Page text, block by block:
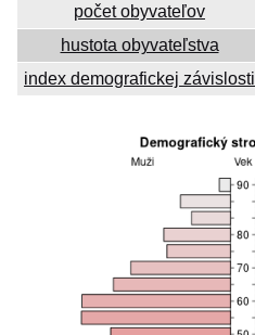
počet obyvateľov
hustota obyvateľstva
index demografickej závislosti